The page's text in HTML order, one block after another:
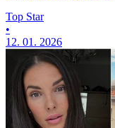
Top Star
•
12. 01. 2026